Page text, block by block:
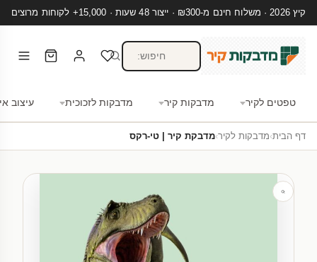
קיץ 2026 · משלוח חינם מ-₪300 · ייצור 48 שעות · 15,000+ לקוחות מרוצים
טפטים לקיר מדבקות קיר מדבקות לזכוכית עיצוב
דף הבית›מדבקות לקיר›מדבקת קיר | טי-רקס